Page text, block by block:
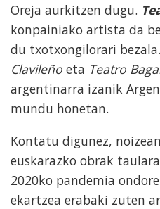
Oreja aurkitzen dugu.
konpainiako artista da
du txotxongilorari
Clavileño eta Teatro
argentinarra izanik
mundu honetan.
Kontatu digunez,
euskarazko obrak
2020ko pandemia
ekartzea erabaki zuten